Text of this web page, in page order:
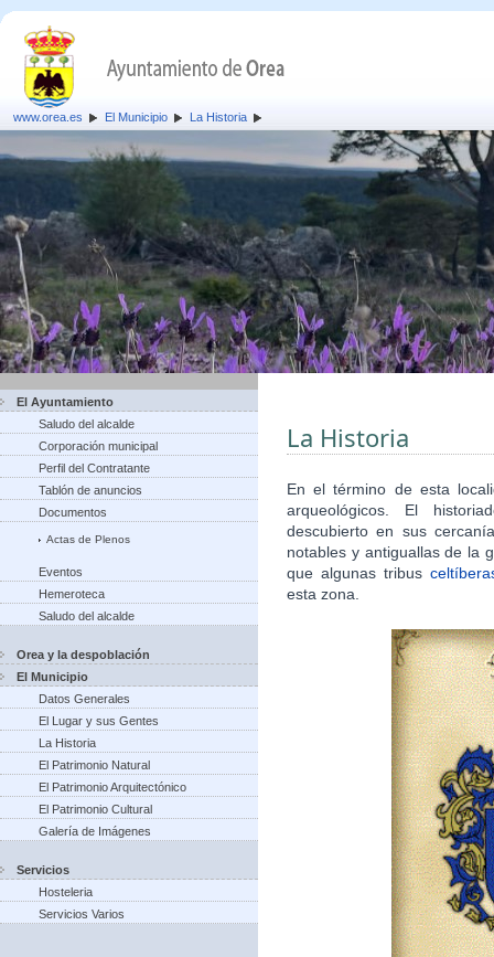
www.orea.es El Municipio La Historia
El Ayuntamiento
Saludo del alcalde
Corporación municipal
Perfil del Contratante
Tablón de anuncios
Documentos
Actas de Plenos
Eventos
Hemeroteca
Saludo del alcalde
Orea y la despoblación
El Municipio
Datos Generales
El Lugar y sus Gentes
La Historia
El Patrimonio Natural
El Patrimonio Arquitectónico
El Patrimonio Cultural
Galería de Imágenes
Servicios
Hosteleria
Servicios Varios
La Historia
En el término de esta
arqueológicos. El
descubierto en sus
notables y antiguallas de la
que algunas tribus
esta zona.​